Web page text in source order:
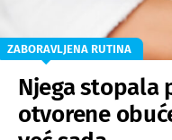
ZABORAVLJENA RUTINA
Njega stopala
otvorene